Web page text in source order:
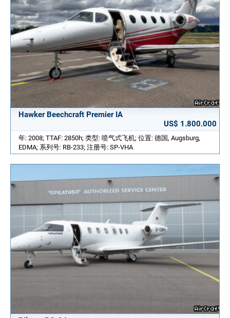
Hawker Beechcraft Premier IA
US$ 1.800.000
年: 2008; TTAF: 2850h; 类型: 喷气式飞机; 位置: 德国, Augsburg,
EDMA; 系列号: RB-233; 注册号: SP-VHA